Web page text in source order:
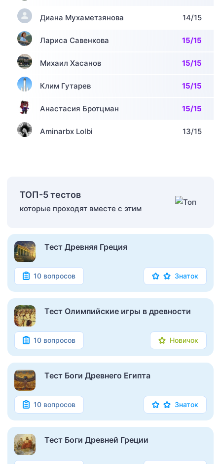
Диана Мухаметзянова 14/15
Лариса Савенкова 15/15
Михаил Хасанов 15/15
Клим Гутарев 15/15
Анастасия Бротцман 15/15
Aminarbx Lolbi 13/15
ТОП-5 тестов
которые проходят вместе с этим
Тест Древняя Греция
10 вопросов Знаток
Тест Олимпийские игры в древности
10 вопросов Новичок
Тест Боги Древнего Египта
10 вопросов Знаток
Тест Боги Древней Греции